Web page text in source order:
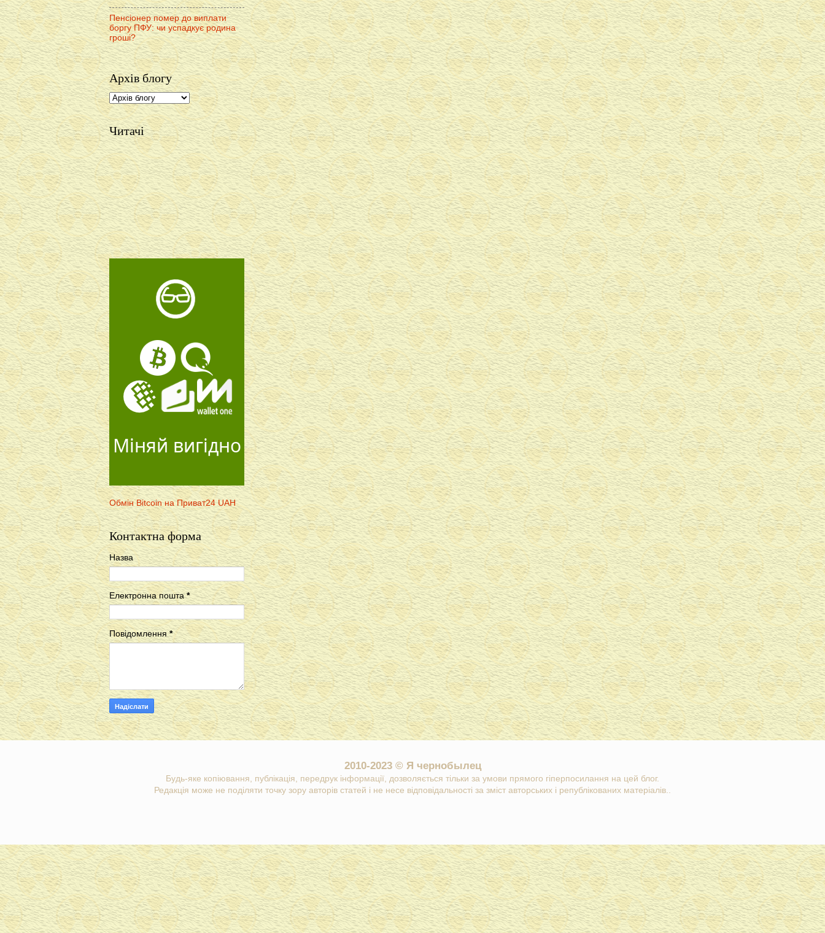
Пенсіонер помер до виплати
боргу ПФУ: чи успадкує родина
гроші?
Архів блогу
Читачі
Міняй вигідно
Обмін Bitcoin на Приват24 UAH
Контактна форма
Назва
Електронна пошта*
Повідомлення*
2010-2023 © Я чернобылец
Будь-яке копіювання, публікація, передрук інформації, дозволяється тільки за умови прямого гіперпосилання на цей блог.
Редакція може не поділяти точку зору авторів статей і не несе відповідальності за зміст авторських і републікованих матеріалів..